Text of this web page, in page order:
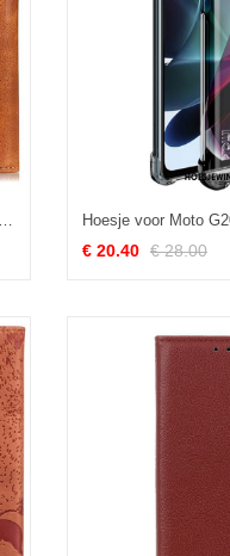
Folio-hoesje voor Moto G200 5G Vintage Kunstleer En Knop
€ 20.40 € 28.00